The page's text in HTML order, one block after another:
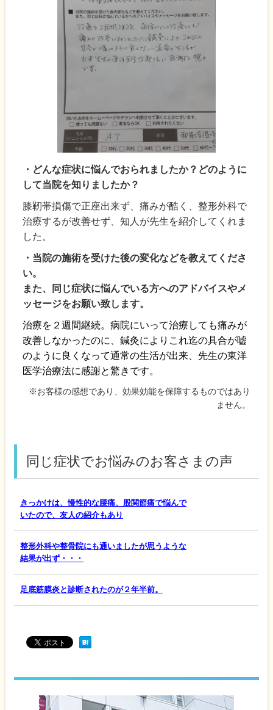
・どんな症状に悩んでおられましたか？どのように
して当院を知りましたか？
膝靭帯損傷で正座出来ず、痛みが酷く、整形外科で
治療するが改善せず、知人が先生を紹介してくれま
した。
・当院の施術を受けた後の変化などを教えてくださ
い。
また、同じ症状に悩んでいる方へのアドバイスやメ
ッセージをお願い致します。
治療を２週間継続。病院にいって治療しても痛みが
改善しなかったのに、鍼灸によりこれ迄の具合が嘘
のように良くなって通常の生活が出来、先生の東洋
医学治療法に感謝と驚きです。
※お客様の感想であり、効果効能を保障するものではあり
ません。
同じ症状でお悩みのお客さまの声
きっかけは、慢性的な腰痛、股関節痛で悩んで
いたので、友人の紹介もあり
整形外科や整骨院にも通いましたが思うような
結果が出ず・・・
足底筋膜炎と診断されたのが２年半前。